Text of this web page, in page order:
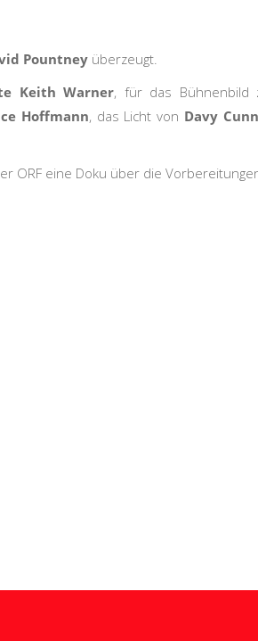
Pountney überzeugt.
Keith Warner, für das Bühnenbild
Hoffmann, das Licht von Davy
ORF eine Doku über die